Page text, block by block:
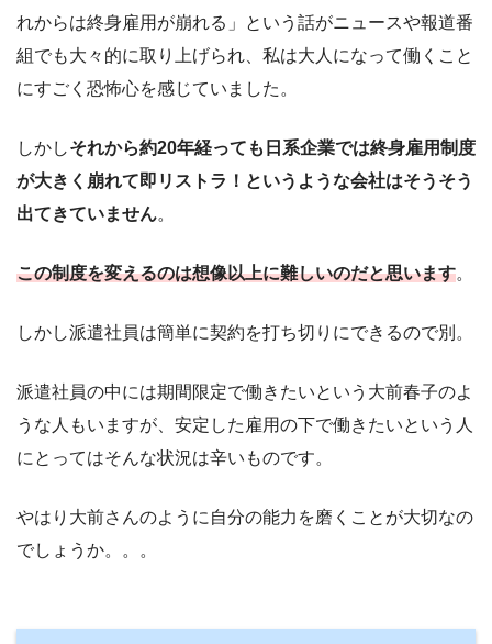
れからは終身雇用が崩れる」という話がニュースや報道番
組でも大々的に取り上げられ、私は大人になって働くこと
にすごく恐怖心を感じていました。
しかしそれから約20年経っても日系企業では終身雇用制度
が大きく崩れて即リストラ！というような会社はそうそう
出てきていません。
この制度を変えるのは想像以上に難しいのだと思います。
しかし派遣社員は簡単に契約を打ち切りにできるので別。
派遣社員の中には期間限定で働きたいという大前春子のよ
うな人もいますが、安定した雇用の下で働きたいという人
にとってはそんな状況は辛いものです。
やはり大前さんのように自分の能力を磨くことが大切なの
でしょうか。。。